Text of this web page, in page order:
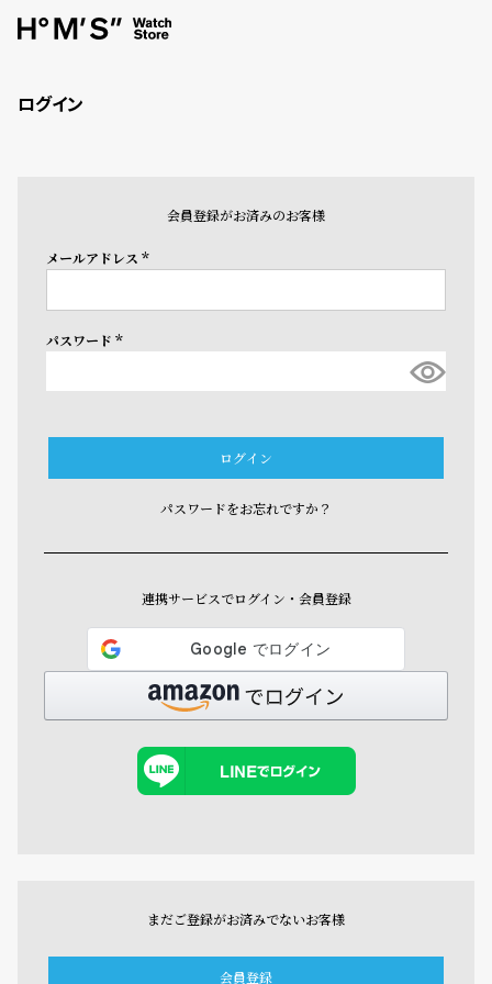
ログイン
会員登録がお済みのお客様
メールアドレス
(必
パスワード
(必
ログイン
パスワードをお忘れですか？
連携サービスでログイン・会員登録
まだご登録がお済みでないお客様
会員登録